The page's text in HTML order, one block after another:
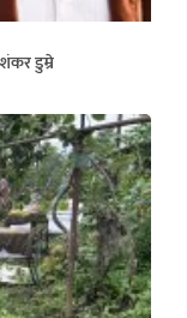
डुम्रे